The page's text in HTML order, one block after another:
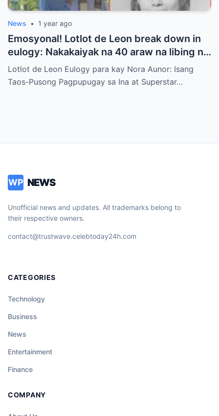
News • 1 year ago
Emosyonal! Lotlot de Leon break down in
eulogy: Nakakaiyak na 40 araw na libing ni
“Superstar” Nora Aunor
Lotlot de Leon Eulogy para kay Nora Aunor: Isang
Taos-Pusong Pagpupugay sa Ina at Superstar…
WP NEWS
Unofficial news and updates. All trademarks belong to
their respective owners.
contact@trustwave.celebtoday24h.com
CATEGORIES
Technology
Business
News
Entertainment
Finance
COMPANY